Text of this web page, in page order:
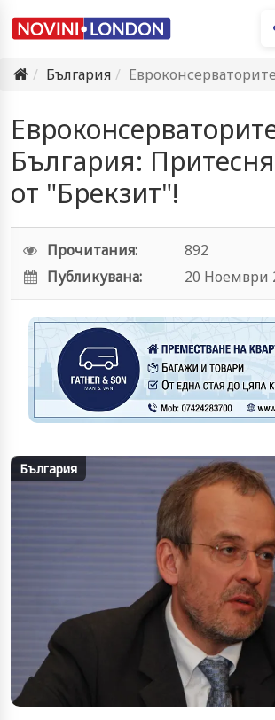
България
Евроконсерваторите в България:
България:
от "Брекзит"!
Прочитания:
892
Публикувана:
20 Ноември
България